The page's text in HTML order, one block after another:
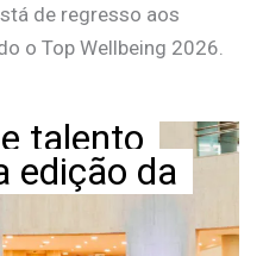
de regresso aos
o Top Wellbeing 2026.
talento
edição da